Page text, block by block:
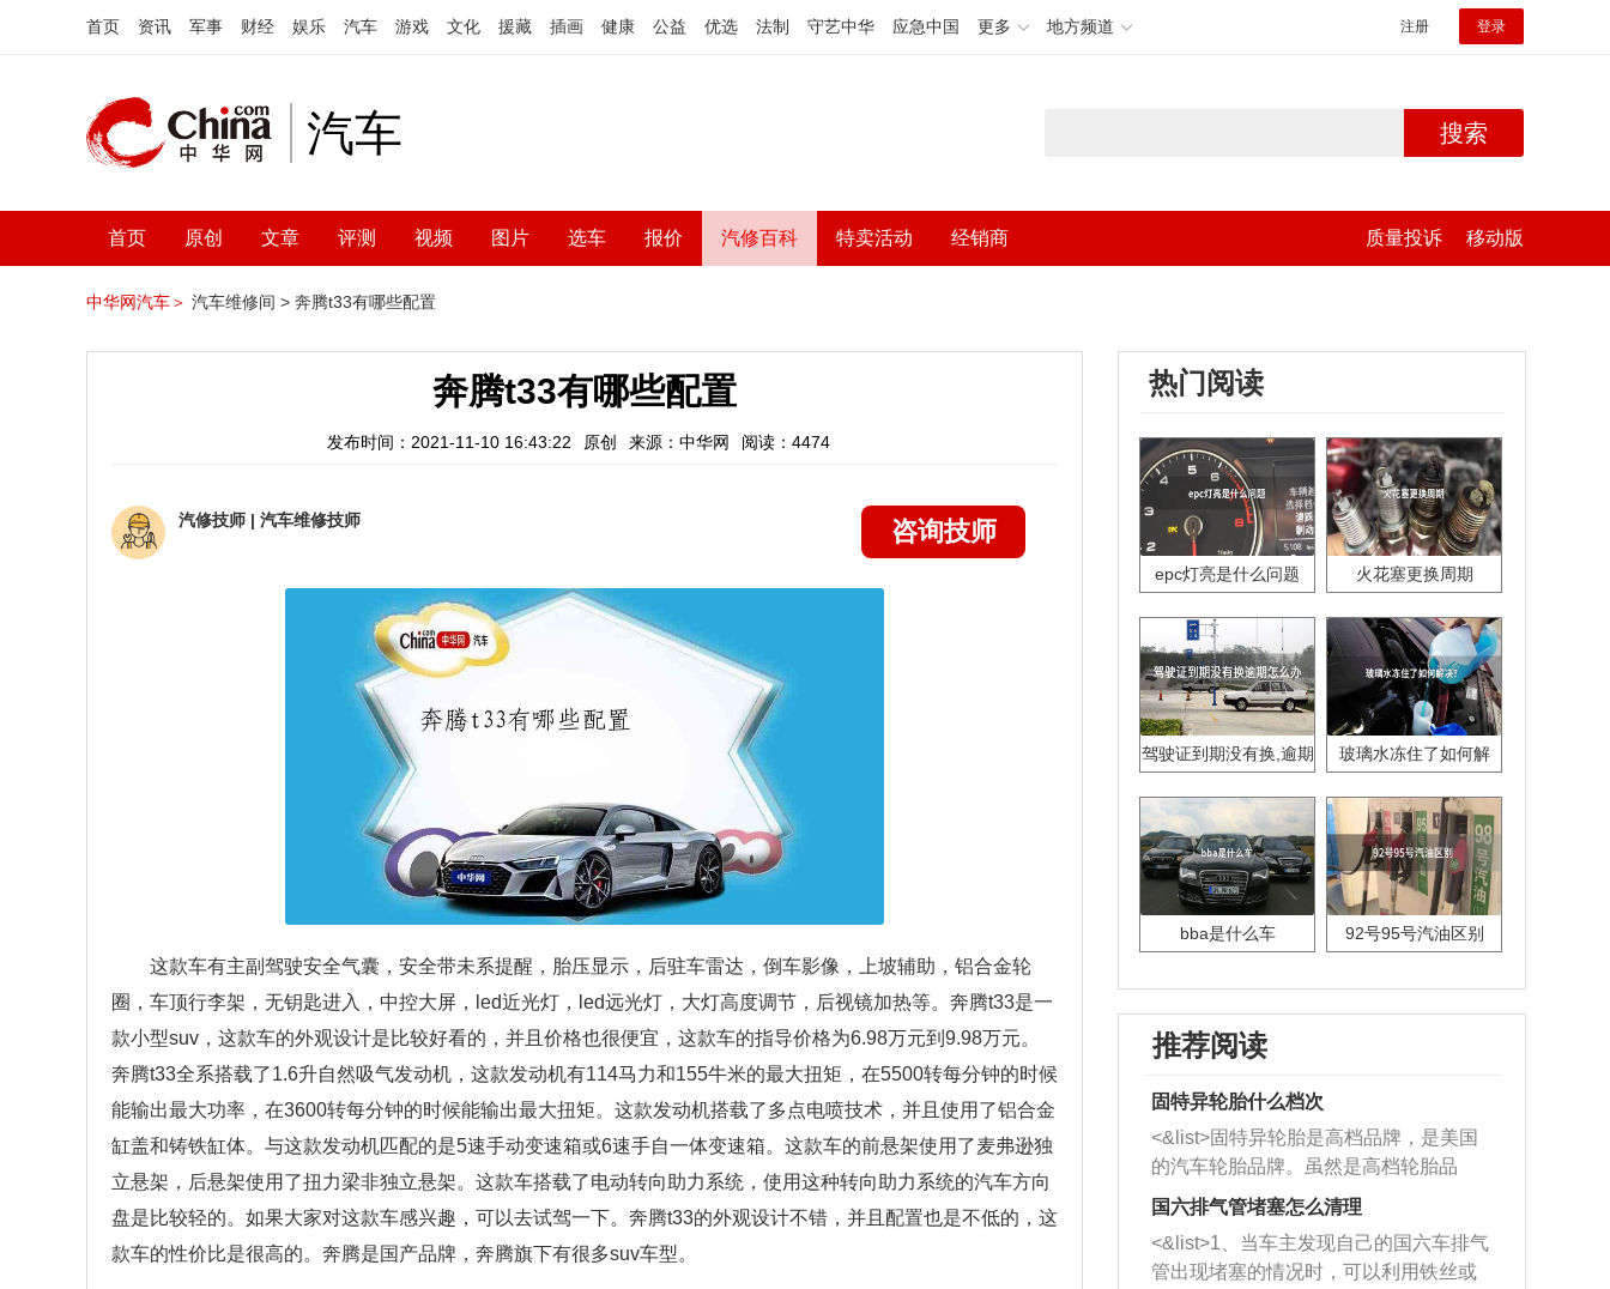
首页 资讯 军事 财经 娱乐 汽车 游戏 文化 援藏 插画 健康 公益 优选 法制 守艺中华 应急中国 更多 地方频道 注册 登录
汽车 搜索
首页 原创 文章 评测 视频 图片 选车 报价 汽修百科 特卖活动 经销商 质量投诉 移动版
中华网汽车＞ 汽车维修间 > 奔腾t33有哪些配置
奔腾t33有哪些配置
发布时间：2021-11-10 16:43:22 原创 来源：中华网 阅读：4474
汽修技师 | 汽车维修技师 咨询技师
这款车有主副驾驶安全气囊，安全带未系提醒，胎压显示，后驻车雷达，倒车影像，上坡辅助，铝合金轮
圈，车顶行李架，无钥匙进入，中控大屏，led近光灯，led远光灯，大灯高度调节，后视镜加热等。奔腾t33是一
款小型suv，这款车的外观设计是比较好看的，并且价格也很便宜，这款车的指导价格为6.98万元到9.98万元。
奔腾t33全系搭载了1.6升自然吸气发动机，这款发动机有114马力和155牛米的最大扭矩，在5500转每分钟的时候
能输出最大功率，在3600转每分钟的时候能输出最大扭矩。这款发动机搭载了多点电喷技术，并且使用了铝合金
缸盖和铸铁缸体。与这款发动机匹配的是5速手动变速箱或6速手自一体变速箱。这款车的前悬架使用了麦弗逊独
立悬架，后悬架使用了扭力梁非独立悬架。这款车搭载了电动转向助力系统，使用这种转向助力系统的汽车方向
盘是比较轻的。如果大家对这款车感兴趣，可以去试驾一下。奔腾t33的外观设计不错，并且配置也是不低的，这
款车的性价比是很高的。奔腾是国产品牌，奔腾旗下有很多suv车型。
热门阅读
epc灯亮是什么问题 火花塞更换周期
驾驶证到期没有换,逾期
玻璃水冻住了如何解
bba是什么车 92号95号汽油区别
推荐阅读
固特异轮胎什么档次
<&list>固特异轮胎是高档品牌，是美国
的汽车轮胎品牌。虽然是高档轮胎品
牌，但是中高低端的轮胎都有生产，这
也是为了更好的开拓市场。
国六排气管堵塞怎么清理
<&list>1、当车主发现自己的国六车排气
管出现堵塞的情况时，可以利用铁丝或